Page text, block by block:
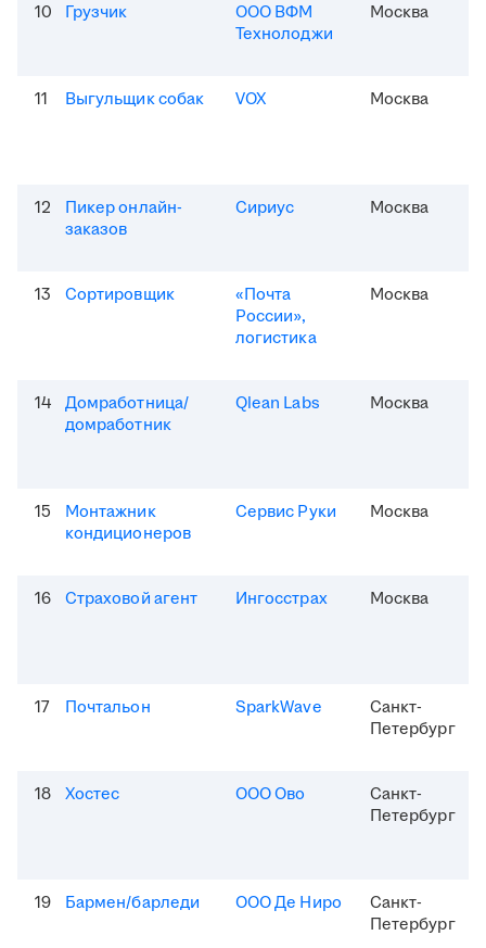
10 Грузчик
ООО ВФМ
Технолоджи
Москва
11 Выгульщик собак VOX Москва
12
Пикер онлайн-
заказов
Сириус Москва
13 Сортировщик
«Почта
России»,
логистика
Москва
14
Домработница/
домработник
Qlean Labs Москва
15
Монтажник
кондиционеров
Сервис Руки Москва
16 Страховой агент Ингосстрах Москва
17 Почтальон SparkWave
Санкт-
Петербург
18 Хостес ООО Ово
Санкт-
Петербург
19 Бармен/барледи ООО Де Ниро
Санкт-
Петербург